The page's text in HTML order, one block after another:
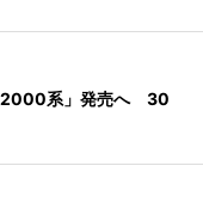
2000系」発売へ 30